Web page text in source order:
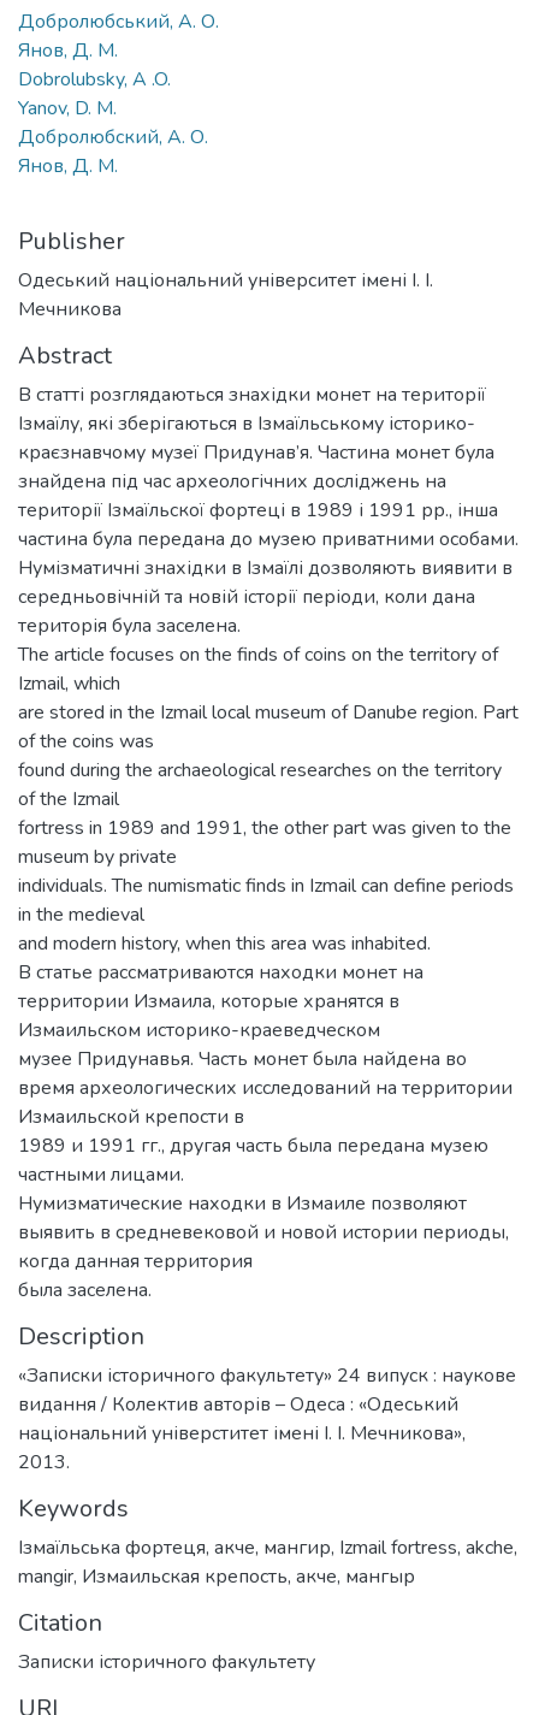
Добролюбський, А. О.
Янов, Д. М.
Dobrolubsky, A .O.
Yanov, D. M.
Добролюбский, А. О.
Янов, Д. М.
Publisher
Одеський національний університет імені І. І.
Мечникова
Abstract
В статті розглядаються знахідки монет на території
Ізмаїлу, які зберігаються в Ізмаїльському історико-
краєзнавчому музеї Придунав’я. Частина монет була
знайдена під час археологічних досліджень на
території Ізмаїльскої фортеці в 1989 і 1991 рр., інша
частина була передана до музею приватними особами.
Нумізматичні знахідки в Ізмаїлі дозволяють виявити в
середньовічній та новій історії періоди, коли дана
територія була заселена.
The article focuses on the finds of coins on the territory of
Izmail, which
are stored in the Izmail local museum of Danube region. Part
of the coins was
found during the archaeological researches on the territory
of the Izmail
fortress in 1989 and 1991, the other part was given to the
museum by private
individuals. The numismatic finds in Izmail can define periods
in the medieval
and modern history, when this area was inhabited.
В статье рассматриваются находки монет на
территории Измаила, которые хранятся в
Измаильском историко-краеведческом
музее Придунавья. Часть монет была найдена во
время археологических исследований на территории
Измаильской крепости в
1989 и 1991 гг., другая часть была передана музею
частными лицами.
Нумизматические находки в Измаиле позволяют
выявить в средневековой и новой истории периоды,
когда данная территория
была заселена.
Description
«Записки історичного факультету» 24 випуск : наукове
видання / Колектив авторів – Одеса : «Одеський
національний універститет імені І. І. Мечникова»,
2013.
Keywords
Ізмаїльська фортеця, акче, мангир, Izmail fortress, akche,
mangir, Измаильская крепость, акче, мангыр
Citation
Записки історичного факультету
URI